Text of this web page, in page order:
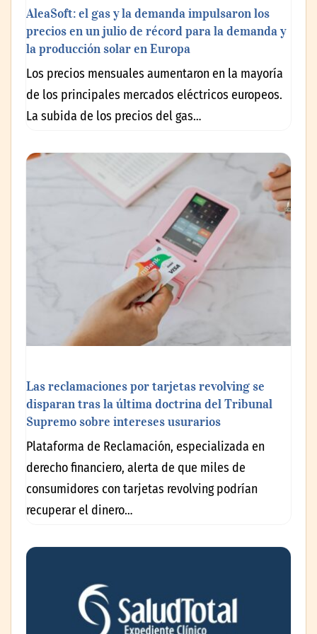
AleaSoft: el gas y la demanda impulsaron los
precios en un julio de récord para la demanda y
la producción solar en Europa
Los precios mensuales aumentaron en la mayoría
de los principales mercados eléctricos europeos.
La subida de los precios del gas…
Las reclamaciones por tarjetas revolving se
disparan tras la última doctrina del Tribunal
Supremo sobre intereses usurarios
Plataforma de Reclamación, especializada en
derecho financiero, alerta de que miles de
consumidores con tarjetas revolving podrían
recuperar el dinero…